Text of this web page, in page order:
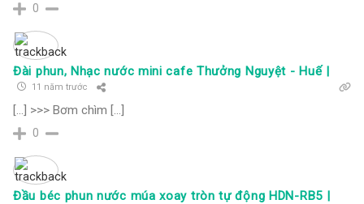
0
Đài phun, Nhạc nước mini cafe Thưởng Nguyệt - Huế |
11 năm trước
[…] >>> Bơm chìm […]
0
Đầu béc phun nước múa xoay tròn tự động HDN-RB5 |